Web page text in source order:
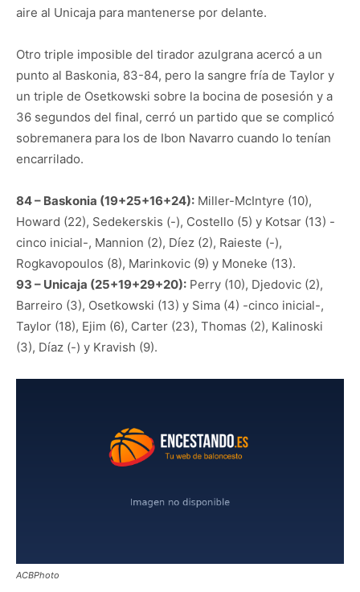
aire al Unicaja para mantenerse por delante.
Otro triple imposible del tirador azulgrana acercó a un
punto al Baskonia, 83-84, pero la sangre fría de Taylor y
un triple de Osetkowski sobre la bocina de posesión y a
36 segundos del final, cerró un partido que se complicó
sobremanera para los de Ibon Navarro cuando lo tenían
encarrilado.
84 – Baskonia (19+25+16+24): Miller-McIntyre (10),
Howard (22), Sedekerskis (-), Costello (5) y Kotsar (13) -
cinco inicial-, Mannion (2), Díez (2), Raieste (-),
Rogkavopoulos (8), Marinkovic (9) y Moneke (13).
93 – Unicaja (25+19+29+20): Perry (10), Djedovic (2),
Barreiro (3), Osetkowski (13) y Sima (4) -cinco inicial-,
Taylor (18), Ejim (6), Carter (23), Thomas (2), Kalinoski
(3), Díaz (-) y Kravish (9).
ACBPhoto